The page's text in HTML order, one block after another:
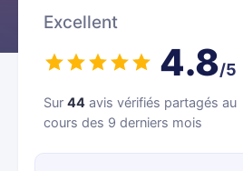
Excellent
4.8/5
Sur 44 avis vérifiés partagés au
cours des 9 derniers mois